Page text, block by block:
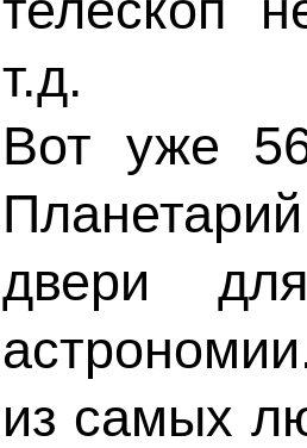
т.д.
Вот уже
двери
из самых